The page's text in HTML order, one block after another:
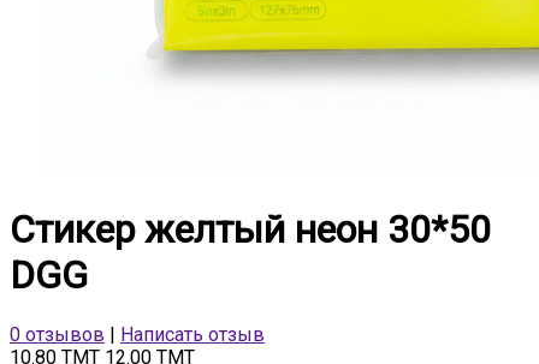
Стикер желтый неон 30*50
DGG
0 отзывов
Написать отзыв
10.80 TMT 12.00 TMT